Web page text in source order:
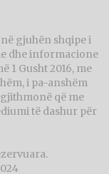
gjuhën shqipe i
dhe informacione
1 Gusht 2016, me
i pa-anshëm
që me
të dashur për